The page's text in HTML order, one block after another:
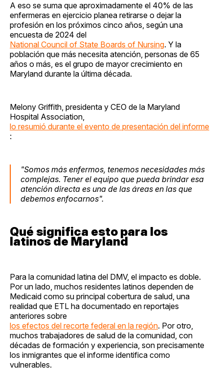
A eso se suma que aproximadamente el 40% de las
enfermeras en ejercicio planea retirarse o dejar la
profesión en los próximos cinco años, según una
encuesta de 2024 del
National Council of State Boards of Nursing. Y la
población que más necesita atención, personas de 65
años o más, es el grupo de mayor crecimiento en
Maryland durante la última década.
Melony Griffith, presidenta y CEO de la Maryland
Hospital Association,
lo resumió durante el evento de presentación del informe
:
"Somos más enfermos, tenemos necesidades más
complejas. Tener el equipo que pueda brindar esa
atención directa es una de las áreas en las que
debemos enfocarnos".
Qué significa esto para los
latinos de Maryland
Para la comunidad latina del DMV, el impacto es doble.
Por un lado, muchos residentes latinos dependen de
Medicaid como su principal cobertura de salud, una
realidad que ETL ha documentado en reportajes
anteriores sobre
los efectos del recorte federal en la región. Por otro,
muchos trabajadores de salud de la comunidad, con
décadas de formación y experiencia, son precisamente
los inmigrantes que el informe identifica como
vulnerables.